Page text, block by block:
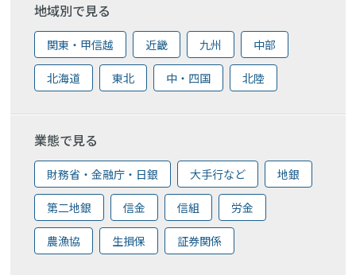
地域別で見る
関東・甲信越 近畿 九州 中部
北海道 東北 中・四国 北陸
業態で見る
財務省・金融庁・日銀 大手行など 地銀
第二地銀 信金 信組 労金
農漁協 生損保 証券関係